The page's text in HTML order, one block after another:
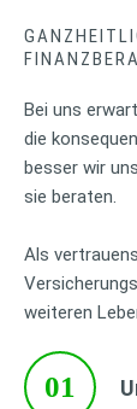
Bei uns
die
besser wir
sie beraten.
Als
weiteren
01